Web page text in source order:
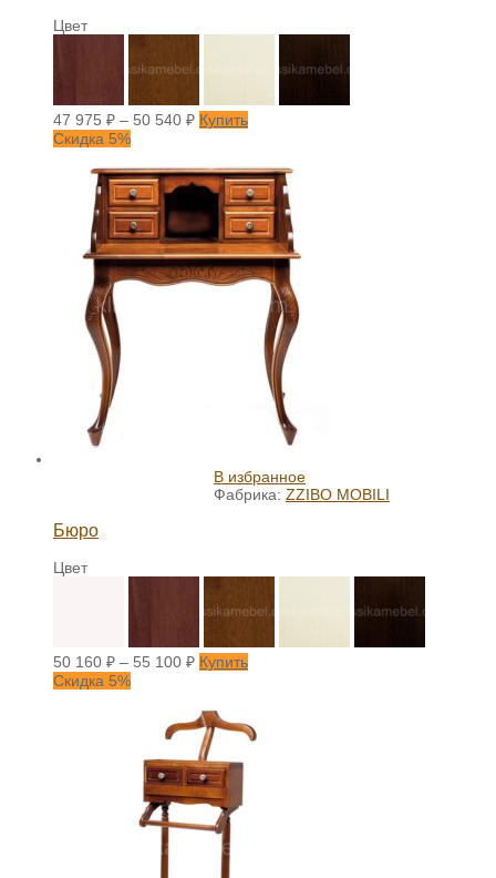
Цвет
47 975 ₽ – 50 540 ₽ Купить
Скидка 5%
В избранное
Фабрика: ZZIBO MOBILI
Бюро
Цвет
50 160 ₽ – 55 100 ₽ Купить
Скидка 5%